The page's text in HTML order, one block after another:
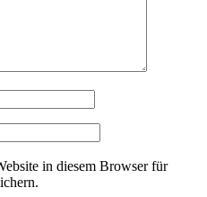
in diesem Browser für